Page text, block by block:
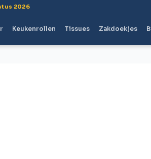
2026
Keukenrollen Tissues Zakdoekjes